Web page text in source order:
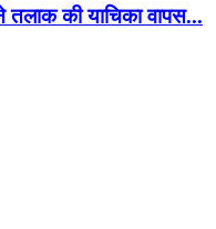
की याचिका वापस...